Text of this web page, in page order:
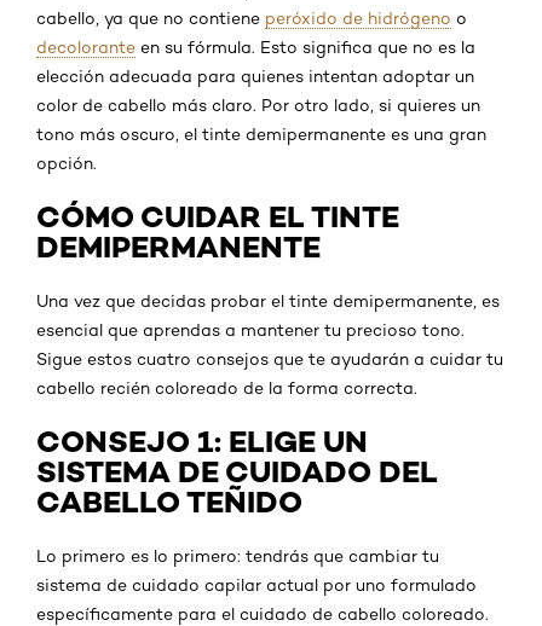
cabello, ya que no contiene peróxido de hidrógeno o
decolorante en su fórmula. Esto significa que no es la
elección adecuada para quienes intentan adoptar un
color de cabello más claro. Por otro lado, si quieres un
tono más oscuro, el tinte demipermanente es una gran
opción.
CÓMO CUIDAR EL TINTE
DEMIPERMANENTE
Una vez que decidas probar el tinte demipermanente, es
esencial que aprendas a mantener tu precioso tono.
Sigue estos cuatro consejos que te ayudarán a cuidar tu
cabello recién coloreado de la forma correcta.
CONSEJO 1: ELIGE UN
SISTEMA DE CUIDADO DEL
CABELLO TEÑIDO
Lo primero es lo primero: tendrás que cambiar tu
sistema de cuidado capilar actual por uno formulado
específicamente para el cuidado de cabello coloreado.